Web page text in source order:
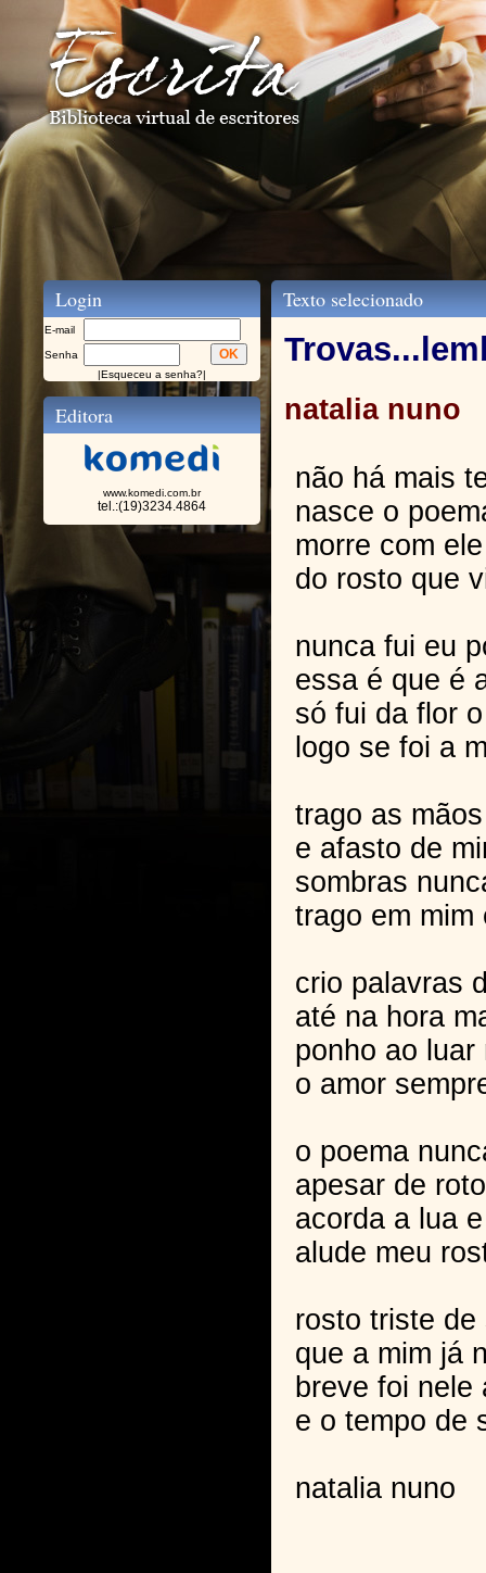
Login
E-mail
Senha
|Esqueceu a senha?|
Editora
www.komedi.com.br
tel.:(19)3234.4864
Texto selecionado
natalia nuno
não há mais
nasce o
morre com
do rosto que
nunca fui eu
essa é que é
só fui da flor
logo se foi a
trago as
e afasto de
sombras
trago em mim
crio palavras
até na hora
ponho ao luar
o amor
o poema
apesar de
acorda a lua
alude meu
rosto triste de
que a mim já
breve foi nele
e o tempo de
natalia nuno